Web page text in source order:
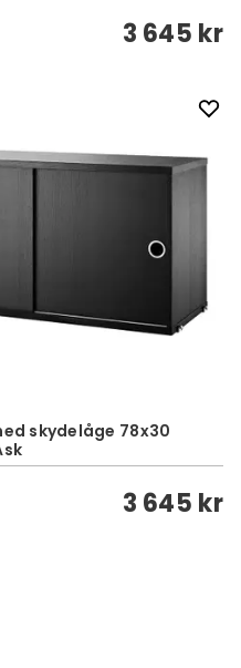
3 645 kr
skydelåge 78x30
3 645 kr